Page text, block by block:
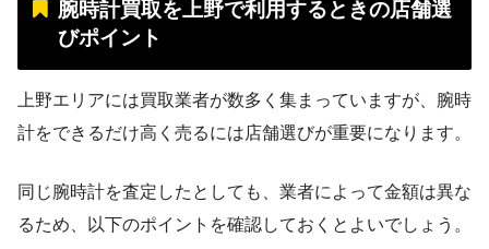
腕時計買取を上野で利用するときの店舗選
びポイント
上野エリアには買取業者が数多く集まっていますが、腕時
計をできるだけ高く売るには店舗選びが重要になります。
同じ腕時計を査定したとしても、業者によって金額は異な
るため、以下のポイントを確認しておくとよいでしょう。